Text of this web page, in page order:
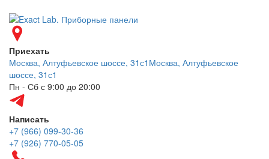
Приехать
Москва, Алтуфьевское шоссе, 31с1 Москва, Алтуфьевское
шоссе, 31с1
Пн - Сб с 9:00 до 20:00
Написать
+7 (966) 099-30-36
+7 (926) 770-05-05